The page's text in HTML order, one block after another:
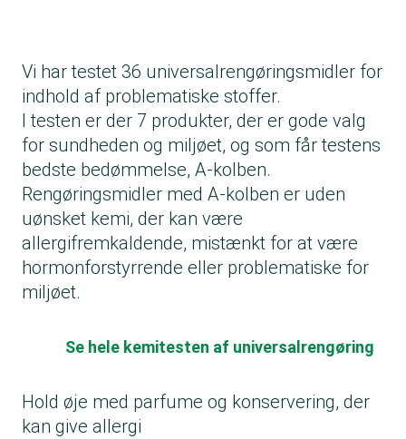
Vi har testet 36 universalrengøringsmidler for
indhold af problematiske stoffer.
I testen er der 7 produkter, der er gode valg
for sundheden og miljøet, og som får testens
bedste bedømmelse, A-kolben.
Rengøringsmidler med A-kolben er uden
uønsket kemi, der kan være
allergifremkaldende, mistænkt for at være
hormonforstyrrende eller problematiske for
miljøet.
Se hele kemitesten af universalrengøring
Hold øje med parfume og konservering, der
kan give allergi